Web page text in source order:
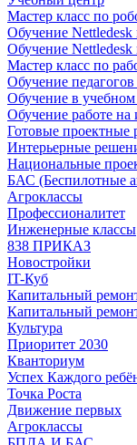
Мастер класс по
Обучение
Обучение
Мастер класс по
Обучение
Обучение в учебном
Обучение работе
Готовые проектные
Интерьерные
Национальные
БАС (Беспилотные
Агроклассы
Профессионалитет
Инженерные классы
838 ПРИКАЗ
Новостройки
IT-Куб
Капитальный
Капитальный
Культура
Приоритет 2030
Кванториум
Успех Каждого
Точка Роста
Движение первых
Агроклассы